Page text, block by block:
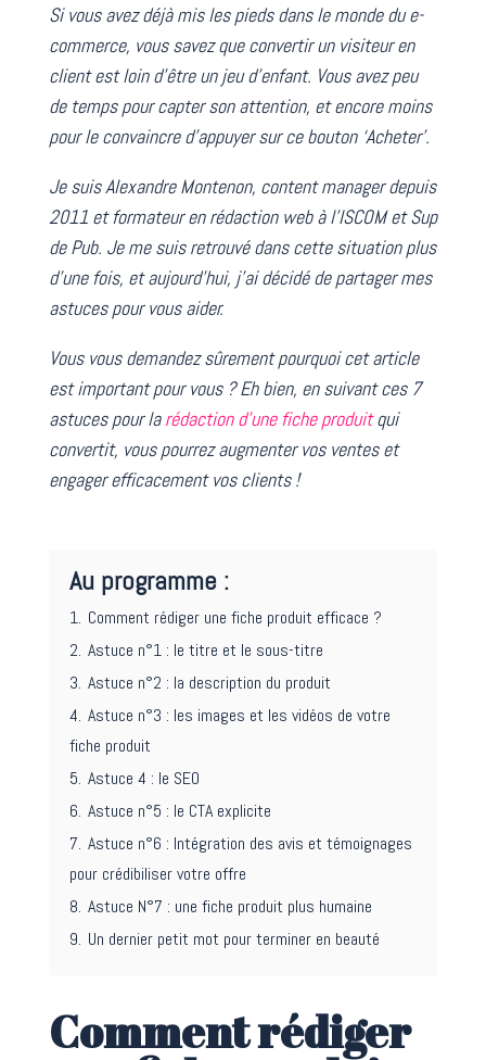
Si vous avez déjà mis les pieds dans le monde du e-
commerce, vous savez que convertir un visiteur en
client est loin d’être un jeu d’enfant. Vous avez peu
de temps pour capter son attention, et encore moins
pour le convaincre d’appuyer sur ce bouton ‘Acheter’.
Je suis Alexandre Montenon, content manager depuis
2011 et formateur en rédaction web à l’ISCOM et Sup
de Pub. Je me suis retrouvé dans cette situation plus
d’une fois, et aujourd’hui, j’ai décidé de partager mes
astuces pour vous aider.
Vous vous demandez sûrement pourquoi cet article
est important pour vous ? Eh bien, en suivant ces 7
astuces pour larédaction d’une fiche produitqui
convertit, vous pourrez augmenter vos ventes et
engager efficacement vos clients !
Au programme :
1. Comment rédiger une fiche produit efficace ?
2. Astuce n°1 : le titre et le sous-titre
3. Astuce n°2 : la description du produit
4. Astuce n°3 : les images et les vidéos de votre
fiche produit
5. Astuce 4 : le SEO
6. Astuce n°5 : le CTA explicite
7. Astuce n°6 : Intégration des avis et témoignages
pour crédibiliser votre offre
8. Astuce N°7 : une fiche produit plus humaine
9. Un dernier petit mot pour terminer en beauté
Comment rédiger